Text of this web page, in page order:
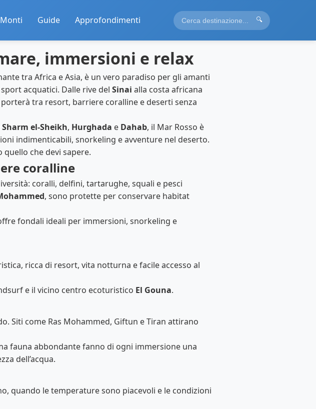
Monti Guide Approfondimenti 🔍
immersioni e relax
tra Africa e Asia, è un vero paradiso per gli amanti
acquatici. Dalle rive del Sinai alla costa africana
tra resort, barriere coralline e deserti senza
Sharm el‑Sheikh, Hurghada e Dahab, il Mar Rosso è
indimenticabili, snorkeling e avventure nel deserto.
che devi sapere.
coralline
coralli, delfini, tartarughe, squali e pesci
, sono protette per conservare habitat
fondali ideali per immersioni, snorkeling e
ricca di resort, vita notturna e facile accesso al
e il vicino centro ecoturistico El Gouna.
Siti come Ras Mohammed, Giftun e Tiran attirano
fauna abbondante fanno di ogni immersione una
dell’acqua.
quando le temperature sono piacevoli e le condizioni